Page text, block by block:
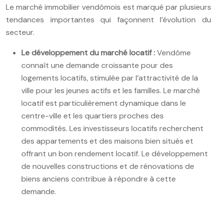
Le marché immobilier vendômois est marqué par plusieurs
tendances importantes qui façonnent l’évolution du
secteur.
Le développement du marché locatif :Vendôme
connaît une demande croissante pour des
logements locatifs, stimulée par l’attractivité de la
ville pour les jeunes actifs et les familles. Le marché
locatif est particulièrement dynamique dans le
centre-ville et les quartiers proches des
commodités. Les investisseurs locatifs recherchent
des appartements et des maisons bien situés et
offrant un bon rendement locatif. Le développement
de nouvelles constructions et de rénovations de
biens anciens contribue à répondre à cette
demande.